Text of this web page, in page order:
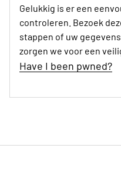
Gelukkig is er een
controleren. Bezoek
stappen of uw
zorgen we voor een
Have I been pwned?